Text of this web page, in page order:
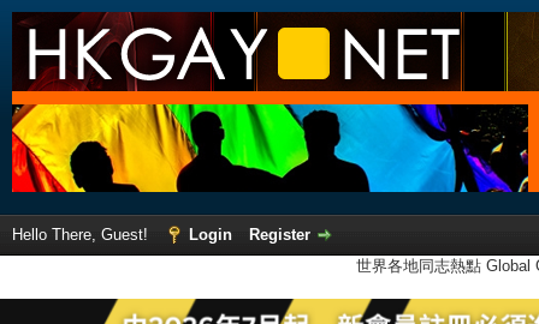
Hello There, Guest! Login
Register
世界各地同志熱點